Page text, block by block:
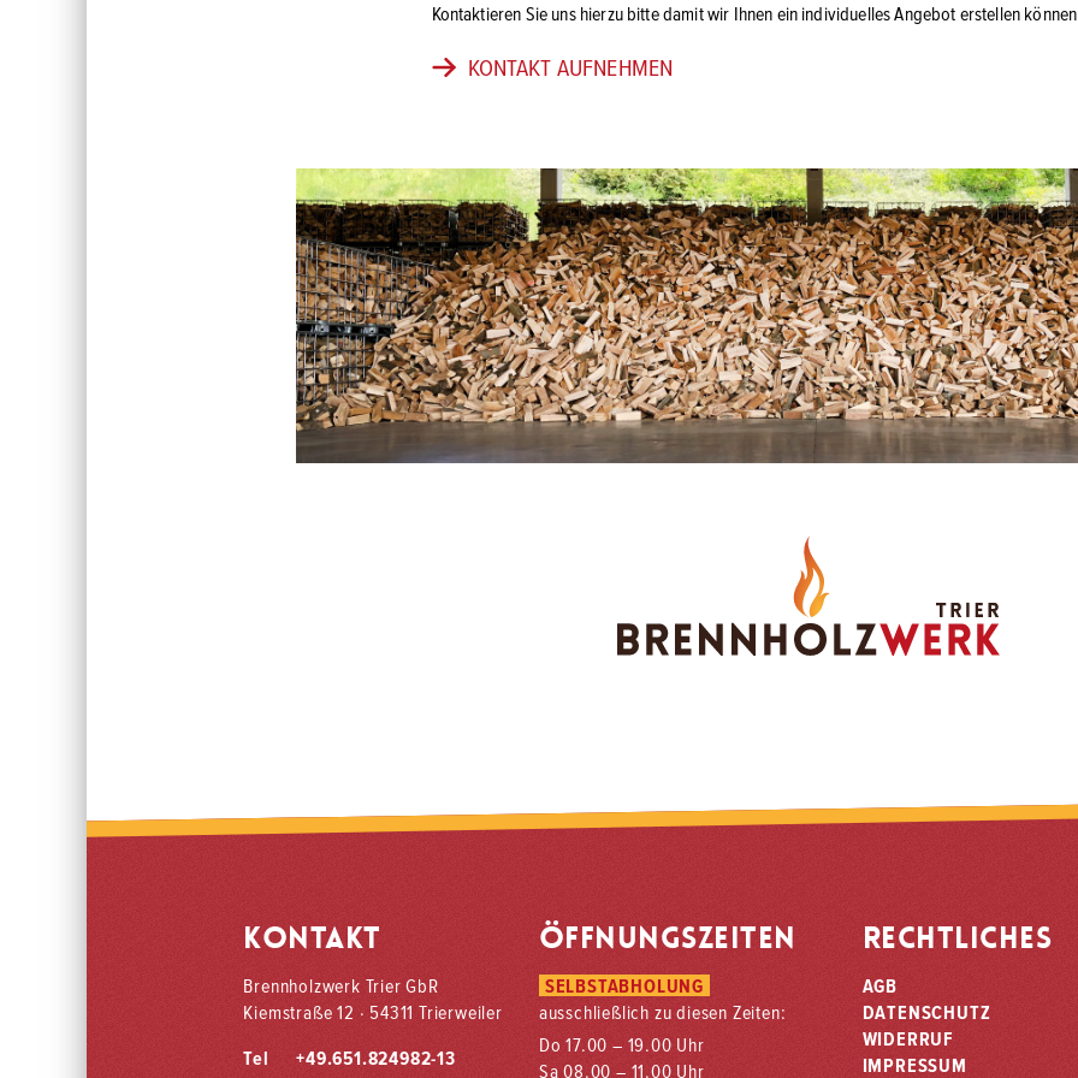
Kontaktieren Sie uns hierzu bitte damit wir Ihnen ein individuelles Angebot erstellen
KONTAKT AUFNEHMEN
KONTAKT
Brennholzwerk Trier GbR
Kiemstraße 12 · 54311 Trierweiler
Tel
+49.651.824982-13
ÖFFNUNGSZEITEN
SELBSTABHOLUNG
ausschließlich zu diesen Zeiten:
Do 17.00 – 19.00 Uhr
Sa 08.00 – 11.00 Uhr
RECHTLICHES
AGB
DATENSCHUTZ
WIDERRUF
IMPRESSUM